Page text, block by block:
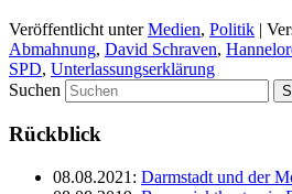
Veröffentlicht unter Medien, Politik |
Abmahnung, David Schraven,
SPD, Unterlassungserklärung
Suchen
Rückblick
08.08.2021 : Darmstadt und der